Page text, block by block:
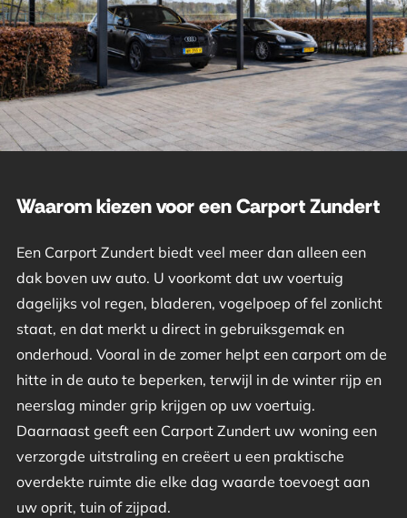
Waarom kiezen voor een Carport Zundert
Een Carport Zundert biedt veel meer dan alleen een
dak boven uw auto. U voorkomt dat uw voertuig
dagelijks vol regen, bladeren, vogelpoep of fel zonlicht
staat, en dat merkt u direct in gebruiksgemak en
onderhoud. Vooral in de zomer helpt een carport om de
hitte in de auto te beperken, terwijl in de winter rijp en
neerslag minder grip krijgen op uw voertuig.
Daarnaast geeft een Carport Zundert uw woning een
verzorgde uitstraling en creëert u een praktische
overdekte ruimte die elke dag waarde toevoegt aan
uw oprit, tuin of zijpad.